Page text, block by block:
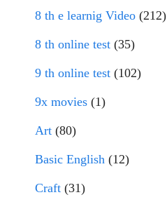
8 th e learnig Video (212)
8 th online test (35)
9 th online test (102)
9x movies (1)
Art (80)
Basic English (12)
Craft (31)